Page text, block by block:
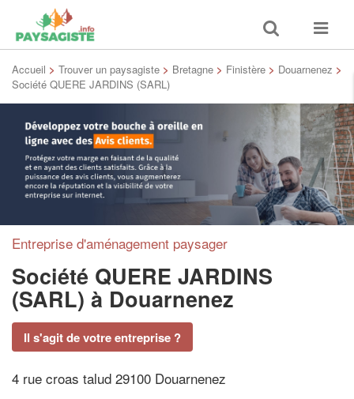
Toggle
search
Toggle
Accueil > Trouver un paysagiste > Bretagne > Finistère > Douarnenez >
Société QUERE JARDINS (SARL)
Entreprise d'aménagement paysager
Société QUERE JARDINS
(SARL) à Douarnenez
Il s'agit de votre entreprise ?
4 rue croas talud 29100 Douarnenez